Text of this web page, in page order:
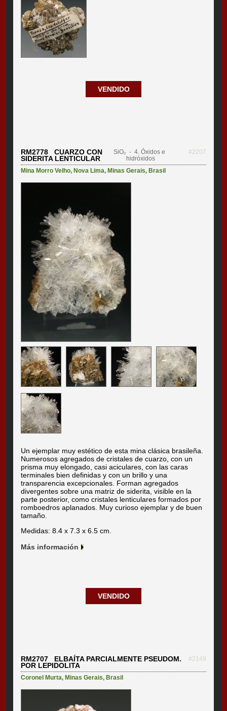
VENDIDO
RM2778 CUARZO CON
SIDERITA LENTICULAR
SiO₂ - 4. Óxidos e
hidróxidos
#2207
Mina Morro Velho, Nova Lima, Minas Gerais, Brasil
Un ejemplar muy estético de esta mina clásica brasileña.
Numerosos agregados de cristales de cuarzo, con un
prisma muy elongado, casi aciculares, con las caras
terminales bien definidas y con un brillo y una
transparencia excepcionales. Forman agregados
divergentes sobre una matriz de siderita, visible en la
parte posterior, como cristales lenticulares formados por
romboedros aplanados. Muy curioso ejemplar y de buen
tamaño.
Medidas: 8.4 x 7.3 x 6.5 cm.
Más información
VENDIDO
RM2707 ELBAÍTA PARCIALMENTE PSEUDOM.
POR LEPIDOLITA
#2149
Coronel Murta,Minas Gerais,Brasil